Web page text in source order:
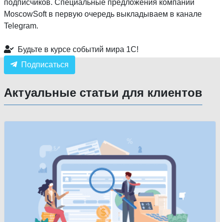
подписчиков. Специальные предложения компании
MoscowSoft в первую очередь выкладываем в канале
Telegram.
Будьте в курсе событий мира 1С!
Подписаться
Актуальные статьи для клиентов